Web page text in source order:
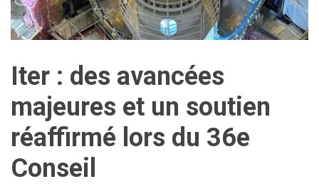
Iter : des avancées
majeures et un soutien
réaffirmé lors du 36e
Conseil